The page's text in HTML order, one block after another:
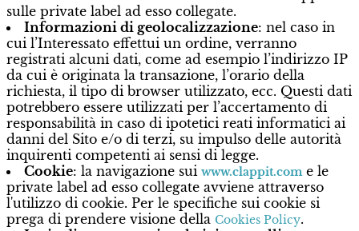
sulle private label ad esso collegate.
Informazioni di geolocalizzazione: nel caso in
cui l’Interessato effettui un ordine, verranno
registrati alcuni dati, come ad esempio l’indirizzo IP
da cui è originata la transazione, l’orario della
richiesta, il tipo di browser utilizzato, ecc. Questi dati
potrebbero essere utilizzati per l’accertamento di
responsabilità in caso di ipotetici reati informatici ai
danni del Sito e/o di terzi, su impulso delle autorità
inquirenti competenti ai sensi di legge.
Cookie: la navigazione sui www.clappit.come le
private label ad esso collegate avviene attraverso
l'utilizzo di cookie. Per le specifiche sui cookie si
prega di prendere visione della Cookies Policy.